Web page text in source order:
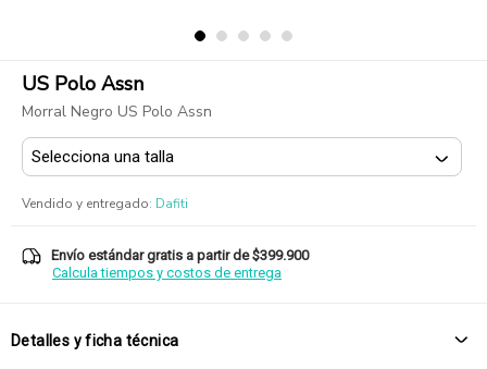
US Polo Assn
Morral Negro US Polo Assn
Vendido y entregado: Dafiti
Envío estándar gratis a partir de $399.900
Calcula tiempos y costos de entrega
Detalles y ficha técnica